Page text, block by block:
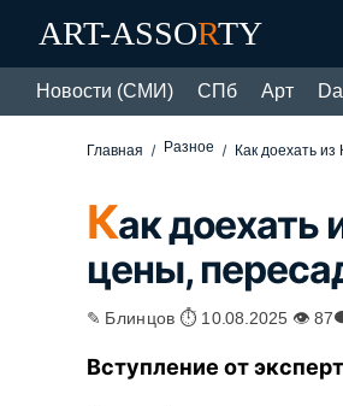
ART-ASSORTY
Новости (СМИ) СПб Арт
Главная Разное Как доехать
Как доехать
цены,
✎ Блинцов ⏱ 10.08.2025 👁 87
Вступление от